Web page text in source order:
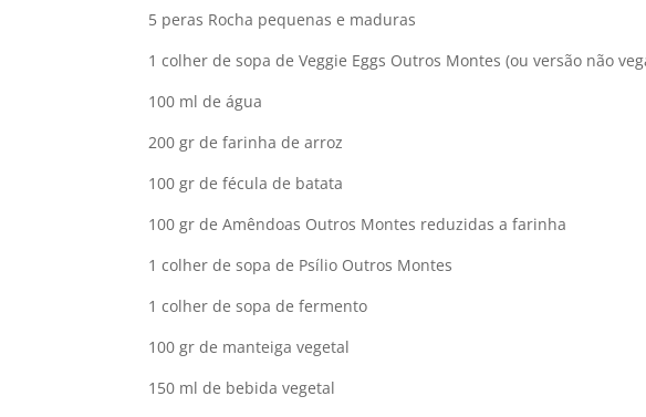
5 peras Rocha pequenas e maduras
1 colher de sopa de Veggie Eggs Outros Montes (ou versão não
100 ml de água
200 gr de farinha de arroz
100 gr de fécula de batata
100 gr de Amêndoas Outros Montes reduzidas a farinha
1 colher de sopa de Psílio Outros Montes
1 colher de sopa de fermento
100 gr de manteiga vegetal
150 ml de bebida vegetal